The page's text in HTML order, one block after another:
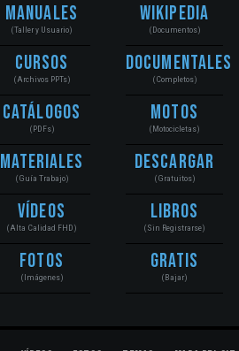
Manuales
(Taller y Usuario)
Cursos
(Archivos PPTs)
Catálogos
(PDFs)
Materiales
(Guía Trabajo)
Vídeos
(Alta Calidad FHD)
Fotos
(Imágenes)
Wikipedia
(Documentos)
Documentales
(Completos)
Motos
(Motocicletas)
Descargar
(Gratuitos)
Libros
(Sin Registrarse)
Gratis
(Bajar)